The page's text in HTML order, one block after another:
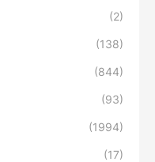
(2)
(138)
(844)
(93)
(1994)
(17)